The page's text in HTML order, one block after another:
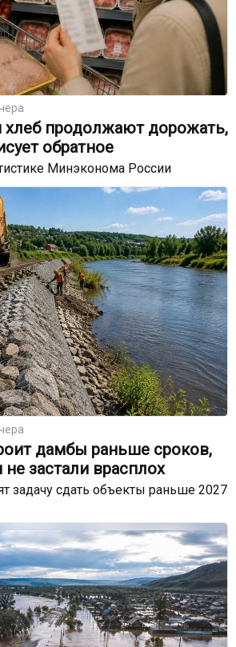
хлеб продолжают дорожать,
обратное
Минэконома России
дамбы раньше сроков,
застали врасплох
задачу сдать объекты раньше 2027